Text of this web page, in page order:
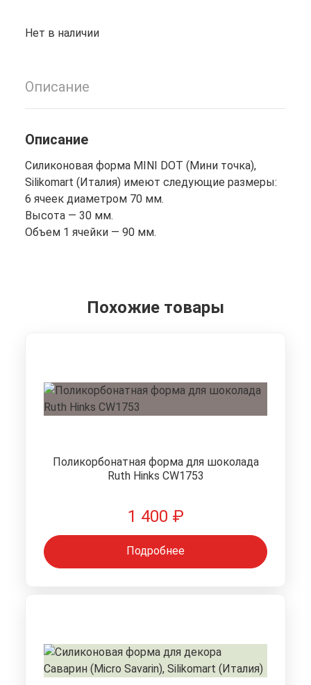
Нет в наличии
Описание
Описание
Силиконовая форма MINI DOT (Мини точка),
Silikomart (Италия) имеют следующие размеры:
6 ячеек диаметром 70 мм.
Высота — 30 мм.
Объем 1 ячейки — 90 мм.
Похожие товары
Поликорбонатная форма для шоколада
Ruth Hinks CW1753
1 400 ₽
Подробнее